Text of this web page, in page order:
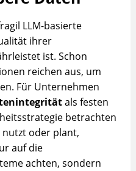
LLM-basierte
ihrer
ist. Schon
reichen aus, um
Für Unternehmen
als festen
betrachten
nutzt oder plant,
auf die
achten, sondern